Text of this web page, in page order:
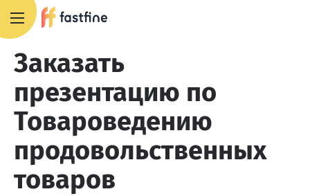
Заказать
презентацию по
Товароведению
продовольственных
товаров